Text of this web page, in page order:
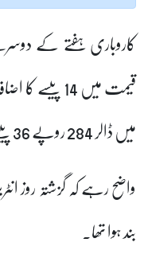
کاروباری ہفتے کے
قیمت میں 14
میں ڈالر 284 روپے 36 پیسے پر بند ہوا۔
بند ہوا تھا۔